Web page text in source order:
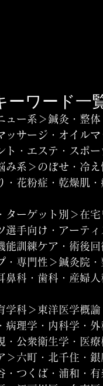
ーワード一
ュー系＞鍼灸・整
ッサージ・オイル
ト・エステ・スポ
み系＞のぼせ・冷
・花粉症・乾燥肌
ターゲット別＞在
選手向け・アーテ
能訓練ケア・術後
・専門性＞鍼灸院
鼻科・歯科・産婦
学科＞東洋医学概
病理学・内科学・
・公衆衛生学・医
＞六町・北千住・
・つくば・浦和・